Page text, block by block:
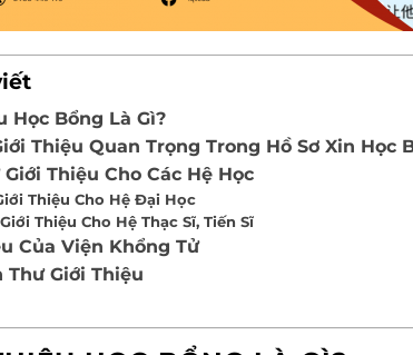
Học Bổng Là Gì?
Thiệu Quan Trọng Trong Hồ Sơ Xin Học
Thiệu Cho Các Hệ Học
Thiệu Cho Hệ Đại Học
Thiệu Cho Hệ Thạc Sĩ, Tiến Sĩ
Của Viện Khổng Tử
Thư Giới Thiệu